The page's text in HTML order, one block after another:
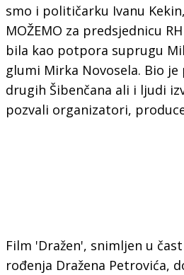
smo i političarku Ivanu
MOŽEMO za predsjednicu
bila kao potpora suprugu
glumi Mirka Novosela. Bio
drugih Šibenčana ali i ljudi
pozvali organizatori,
Film 'Dražen', snimljen u
rođenja Dražena Petrovića,